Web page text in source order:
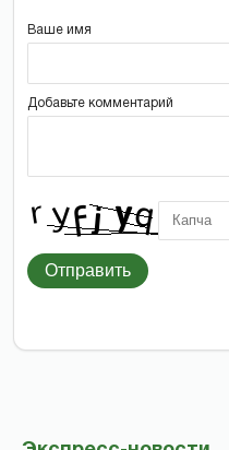
Ваше имя
Добавьте комментарий
Отправить